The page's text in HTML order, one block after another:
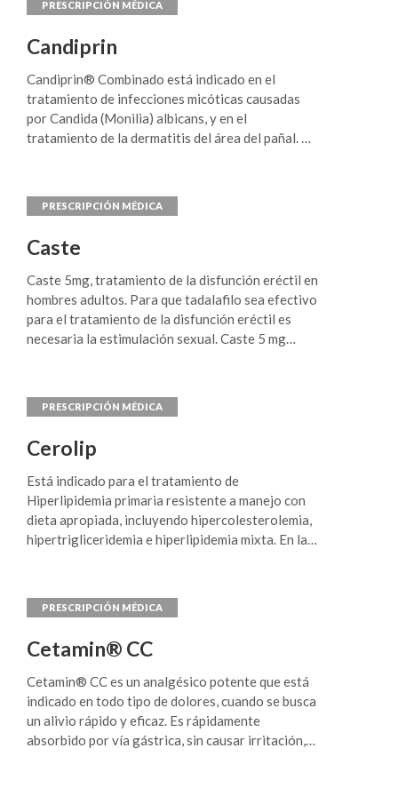
razones médicas. * IGT: alteración de la
deteriorada. Tratamiento de la diabetes mellitus
tipo 2 en adultos, especialmente en pacientes con
sobrepeso, cuando el manejo de la dieta y el
ejercicio por sí solo no producen un control
glucémico adecuado. Macrocyn AP®/Biguanil
Candiprin
Candiprin® Combinado está indicado en el
tratamiento de infecciones micóticas causadas
por Candida (Monilia) albicans, y en el
tratamiento de la dermatitis del área del pañal. El
superficial de piel provocada por: quemadura
leve, fístula, drenaje, úlcera por decúbito,
Caste
Caste 5mg, tratamiento de la disfunción eréctil en
hombres adultos. Para que tadalafilo sea efectivo
para el tratamiento de la disfunción eréctil es
necesaria la estimulación sexual. Caste 5 mg
adultos. El uso de tadalafilo no está indicado en
mujeres.
Cerolip
Está indicado para el tratamiento de
Hiperlipidemia primaria resistente a manejo con
dieta apropiada, incluyendo hipercolesterolemia,
hipertrigliceridemia e hiperlipidemia mixta. En la
Cetamin® CC
Cetamin® CC es un analgésico potente que está
indicado en todo tipo de dolores, cuando se busca
un alivio rápido y eficaz. Es rápidamente
absorbido por vía gástrica, sin causar irritación,